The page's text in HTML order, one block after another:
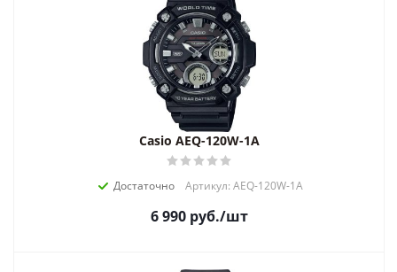
Casio AEQ-120W-1A
Достаточно Артикул: AEQ-120W-1A
6 990 руб./шт